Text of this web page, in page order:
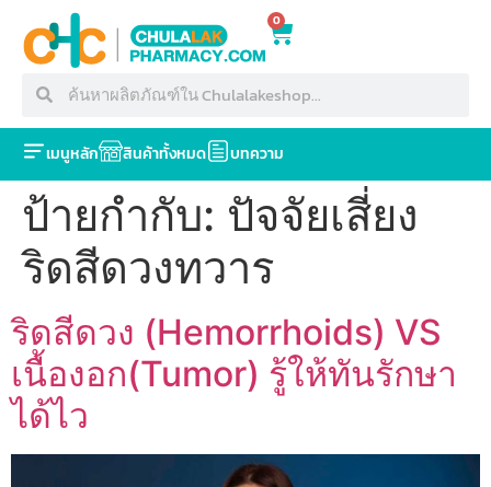
0
เมนูหลัก สินค้าทั้งหมด บทความ
ป้ายกำกับ: ปัจจัยเสี่ยง
ริดสีดวงทวาร
ริดสีดวง (Hemorrhoids) VS
เนื้องอก(Tumor) รู้ให้ทันรักษา
ได้ไว